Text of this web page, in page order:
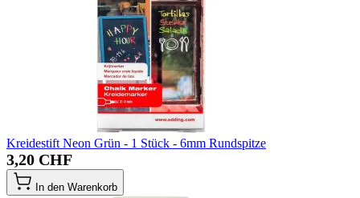
Kreidestift Neon Grün - 1 Stück - 6mm Rundspitze
3,20 CHF
In den Warenkorb